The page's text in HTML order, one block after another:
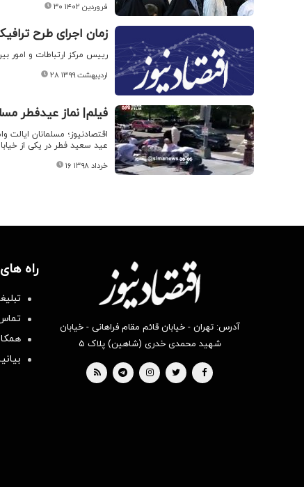
۳۰ فروردین ۱۴۰۲
زمان اجرای طرح
رییس مرکز ارتباطات و امور
۲۸ اردیبهشت ۱۳۹۹
فیلم| نماز عیدفطر
اقتصادنیوز؛ مسلمانان
عید سعید فطر در یکی از
۱۶ خرداد ۱۳۹۸
آدرس: تهران - خیابان قائم مقام فراهانی - خیابان
شهید محمدی خدری (شاهین) پلاک ۵
راه